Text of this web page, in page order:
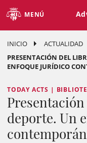
MENÚ
INICIO ACTUALIDAD
PRESENTACIÓN DEL
ENFOQUE JURÍDICO
TODAY ACTS |
deporte. Un